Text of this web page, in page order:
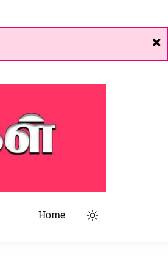
❌
Home
Light